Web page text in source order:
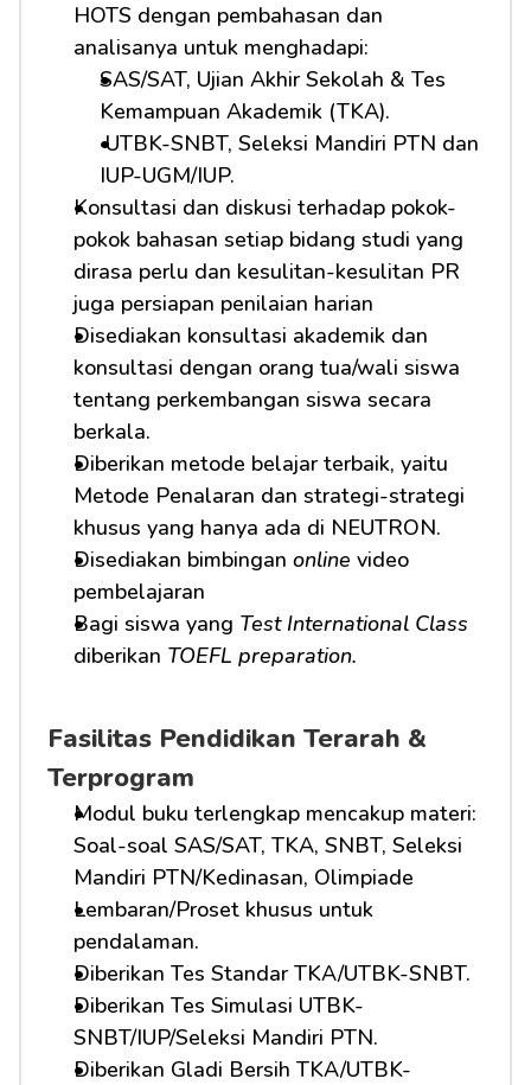
HOTS dengan pembahasan dan
analisanya untuk menghadapi:
SAS/SAT, Ujian Akhir Sekolah & Tes
Kemampuan Akademik (TKA).
UTBK-SNBT, Seleksi Mandiri PTN dan
IUP-UGM/IUP.
Konsultasi dan diskusi terhadap pokok-
pokok bahasan setiap bidang studi yang
dirasa perlu dan kesulitan-kesulitan PR
juga persiapan penilaian harian
Disediakan konsultasi akademik dan
konsultasi dengan orang tua/wali siswa
tentang perkembangan siswa secara
berkala.
Diberikan metode belajar terbaik, yaitu
Metode Penalaran dan strategi-strategi
khusus yang hanya ada di NEUTRON.
Disediakan bimbingan online video
pembelajaran
Bagi siswa yang Test International Class
diberikan TOEFL preparation.
Fasilitas Pendidikan Terarah &
Terprogram
Modul buku terlengkap mencakup materi:
Soal-soal SAS/SAT, TKA, SNBT, Seleksi
Mandiri PTN/Kedinasan, Olimpiade
Lembaran/Proset khusus untuk
pendalaman.
Diberikan Tes Standar TKA/UTBK-SNBT.
Diberikan Tes Simulasi UTBK-
SNBT/IUP/Seleksi Mandiri PTN.
Diberikan Gladi Bersih TKA/UTBK-